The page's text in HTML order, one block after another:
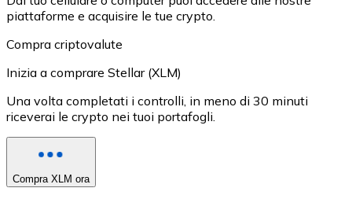
piattaforme e acquisire le tue crypto.
Compra criptovalute
Inizia a comprare Stellar (XLM)
Una volta completati i controlli, in meno di 30 minuti
riceverai le crypto nei tuoi portafogli.
Compra XLM ora